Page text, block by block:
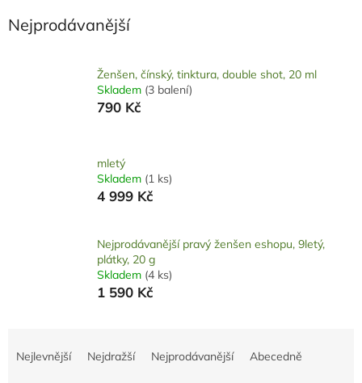
Nejprodávanější
Ženšen, čínský, tinktura, double shot, 20 ml
Skladem (3 balení)
790 Kč
mletý
Skladem (1 ks)
4 999 Kč
Nejprodávanější pravý ženšen eshopu, 9letý,
plátky, 20 g
Skladem (4 ks)
1 590 Kč
Nejlevnější Nejdražší Nejprodávanější Abecedně